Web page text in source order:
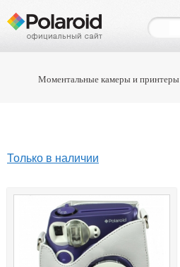
Моментальные камеры и принтеры
Только в наличии